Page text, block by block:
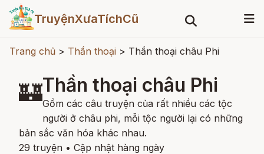
TruyệnXưaTíchCũ
Trang chủ > Thần thoại > Thần thoại châu Phi
🏰Thần thoại châu Phi
Gồm các câu truyện của rất nhiều các tộc
người ở châu phi, mỗi tộc người lại có những
bản sắc văn hóa khác nhau.
29 truyện • Cập nhật hàng ngày